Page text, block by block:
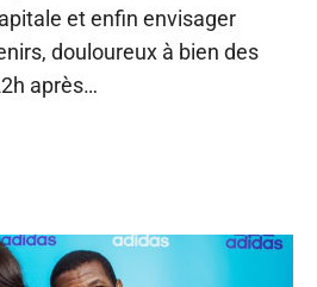
et enfin envisager
douloureux à bien des
après…